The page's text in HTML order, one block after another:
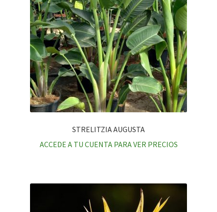
STRELITZIA AUGUSTA
ACCEDE A TU CUENTA PARA VER PRECIOS